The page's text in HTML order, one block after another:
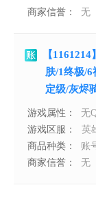
商家信誉：
无
【
肤/1终极/6
定级/灰烬
游戏属性：
无
游戏区服：
英
商品种类：
账
商家信誉：
无